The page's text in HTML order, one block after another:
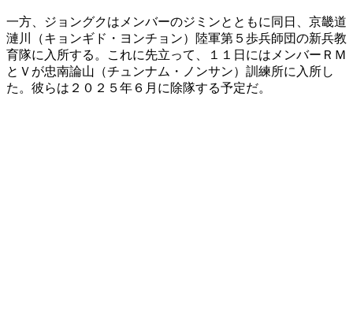
​一方、ジョングクはメンバーのジミンとともに同日、京畿道
漣川（キョンギド・ヨンチョン）陸軍第５歩兵師団の新兵教
育隊に入所する。これに先立って、１１日にはメンバーＲＭ
とＶが忠南論山（チュンナム・ノンサン）訓練所に入所し
た。彼らは２０２５年６月に除隊する予定だ。